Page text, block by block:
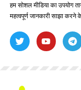
हम सोशल मीडिया का उपयोग
महत्वपूर्ण जानकारी साझा